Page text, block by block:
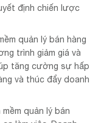
định chiến lược
quản lý bán hàng
trình giảm giá và
tăng cường sự hấp
và thúc đẩy doanh
quản lý bán